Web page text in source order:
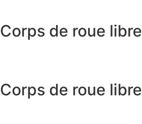
Corps de roue libre
Corps de roue libre